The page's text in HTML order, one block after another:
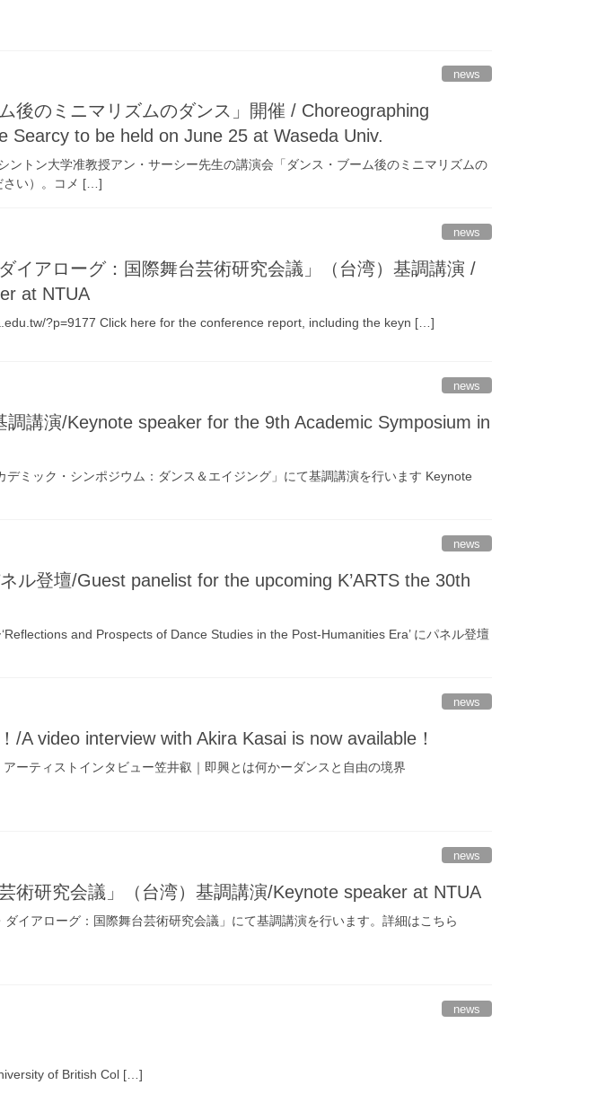
news
後のミニマリズムのダンス」開催 / Choreographing
Searcy to be held on June 25 at Waseda Univ.
トン大学准教授アン・サーシー先生の講演会「ダンス・ブーム後のミニマリズムの
さい）。コメ […]
news
イアローグ：国際舞台芸術研究会議」（台湾）基調講演 /
at NTUA
?p=9177 Click here for the conference report, including the keyn […]
news
講演/Keynote speaker for the 9th Academic Symposium in
ミック・シンポジウム：ダンス＆エイジング」にて基調講演を行います Keynote
news
ル登壇/Guest panelist for the upcoming K’ARTS the 30th
and Prospects of Dance Studies in the Post-Humanities Era’ にパネル登壇
news
A video interview with Akira Kasai is now available！
ーティストインタビュー笠井叡｜即興とは何かーダンスと自由の境界
news
術研究会議」（台湾）基調講演/Keynote speaker at NTUA
イアローグ：国際舞台芸術研究会議」にて基調講演を行います。詳細はこちら
news
of British Col […]